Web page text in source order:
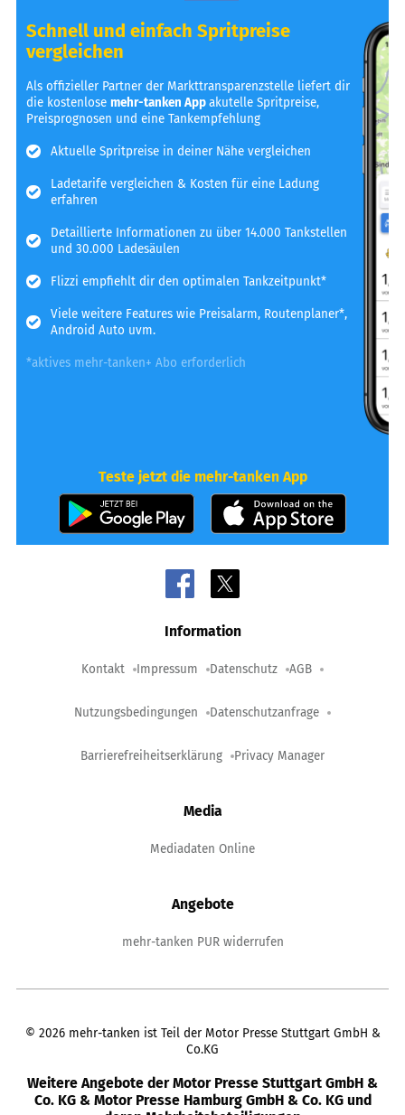
Schnell und einfach Spritpreise
vergleichen
Als offizieller Partner der Markttransparenzstelle liefert dir
die kostenlosemehr-tanken Appakutelle Spritpreise,
Preisprognosen und eine Tankempfehlung
Aktuelle Spritpreise in deiner Nähe vergleichen
Ladetarife vergleichen & Kosten für eine Ladung
erfahren
Detaillierte Informationen zu über 14.000 Tankstellen
und 30.000 Ladesäulen
Flizzi empfiehlt dir den optimalen Tankzeitpunkt*
Viele weitere Features wie Preisalarm, Routenplaner*,
Android Auto uvm.
*aktives mehr-tanken+ Abo erforderlich
Teste jetzt die mehr-tanken App
Information
Kontakt Impressum Datenschutz AGB
Nutzungsbedingungen Datenschutzanfrage
Barrierefreiheitserklärung Privacy Manager
Media
Mediadaten Online
Angebote
mehr-tanken PUR widerrufen
© 2026 mehr-tanken ist Teil der Motor Presse Stuttgart GmbH &
Co.KG
Weitere Angebote der Motor Presse Stuttgart GmbH &
Co. KG & Motor Presse Hamburg GmbH & Co. KG und